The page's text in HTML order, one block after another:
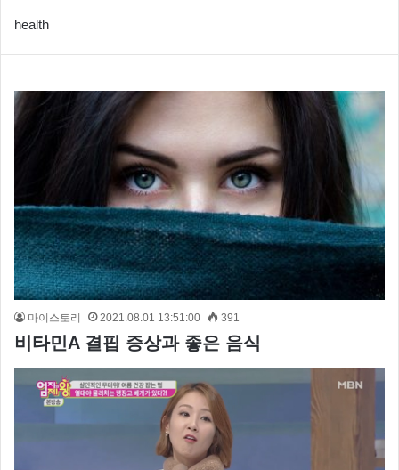
health
마이스토리 2021.08.01 13:51:00 391
비타민A 결핍 증상과 좋은 음식